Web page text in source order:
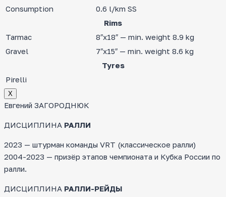
Consumption
0.6 l/km SS
Rims
Tarmac
8″x18″ — min. weight 8.9 kg
Gravel
7″x15″ — min. weight 8.6 kg
Tyres
Pirelli
Х
Евгений ЗАГОРОДНЮК
ДИСЦИПЛИНА РАЛЛИ
2023 — штурман команды VRT (классическое ралли)
2004-2023 — призёр этапов чемпионата и Кубка России по
ралли.
ДИСЦИПЛИНА РАЛЛИ-РЕЙДЫ